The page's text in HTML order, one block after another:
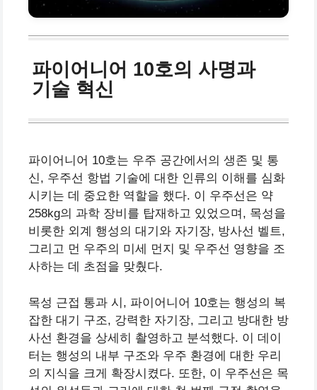
파이어니어 10호의 사명과
기술 혁신
파이어니어 10호는 우주 공간에서의 생존 및 통
신, 우주선 항법 기술에 대한 인류의 이해를 심화
시키는 데 중요한 역할을 했다. 이 우주선은 약
258kg의 과학 장비를 탑재하고 있었으며, 목성을
비롯한 외계 행성의 대기와 자기장, 방사선 벨트,
그리고 먼 우주의 미세 먼지 및 우주선 영향을 조
사하는 데 초점을 맞췄다.
목성 근접 통과 시, 파이어니어 10호는 행성의 복
잡한 대기 구조, 강력한 자기장, 그리고 방대한 방
사선 환경을 상세히 촬영하고 분석했다. 이 데이
터는 행성의 내부 구조와 우주 환경에 대한 우리
의 지식을 크게 확장시켰다. 또한, 이 우주선은 목